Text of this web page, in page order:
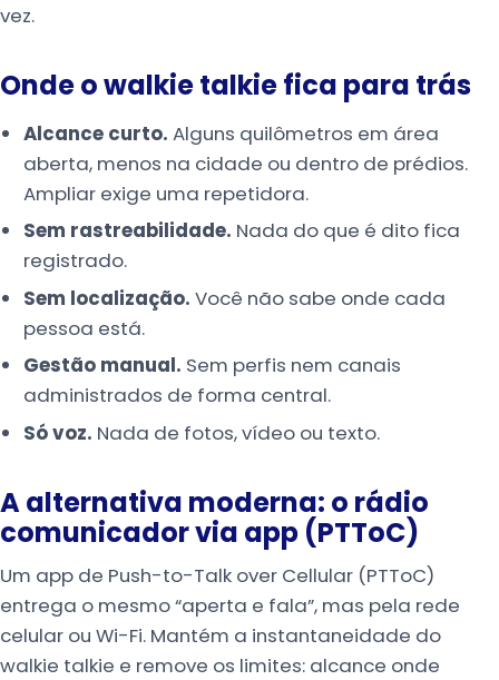
vez.
Onde o walkie talkie fica para trás
Alcance curto. Alguns quilômetros em área
aberta, menos na cidade ou dentro de prédios.
Ampliar exige uma repetidora.
Sem rastreabilidade. Nada do que é dito fica
registrado.
Sem localização. Você não sabe onde cada
pessoa está.
Gestão manual. Sem perfis nem canais
administrados de forma central.
Só voz. Nada de fotos, vídeo ou texto.
A alternativa moderna: o rádio
comunicador via app (PTToC)
Um app de Push-to-Talk over Cellular (PTToC)
entrega o mesmo “aperta e fala”, mas pela rede
celular ou Wi-Fi. Mantém a instantaneidade do
walkie talkie e remove os limites: alcance onde